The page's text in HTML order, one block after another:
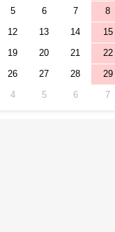
5 6 7 8
12 13 14 15
19 20 21 22
26 27 28 29
4 5 6 7